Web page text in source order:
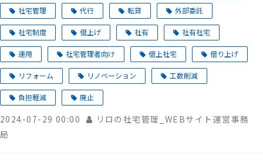
社宅管理 代行 転貸 外部委託
社宅制度 借上げ 社有 社有社宅
運用 社宅管理者向け 借上社宅 借り上げ
リフォーム リノベーション 工数削減
負担軽減 廃止
2024-07-29 00:00
リロの社宅管理_WEBサイト運営事務
局